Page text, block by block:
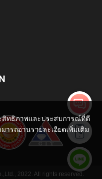
2022. All rights reserved.
สิทธิภาพและประสบการณ์ที่ดี
รถอ่านรายละเอียดเพิ่มเติม